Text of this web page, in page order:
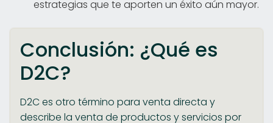
estrategias que te aporten un éxito aún mayor.
Conclusión: ¿Qué es
D2C?
D2C es otro término para venta directa y
describe la venta de productos y servicios por